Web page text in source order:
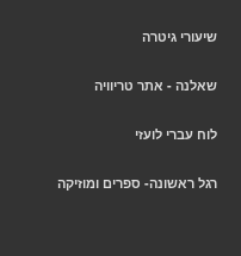
שיעורי גיטרה
שאלנה - אתר טריוויה
לוח עברי לועזי
רגל ראשונה- ספרים ומוזיקה